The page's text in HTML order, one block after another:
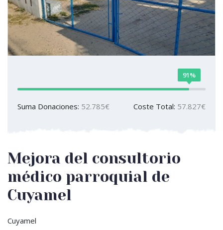
91%
Suma Donaciones: 52.785€ Coste Total: 57.827€
Mejora del consultorio
médico parroquial de
Cuyamel
Cuyamel